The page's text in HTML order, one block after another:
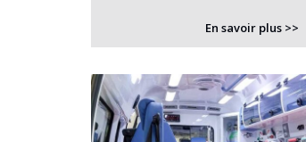
En savoir plus >>